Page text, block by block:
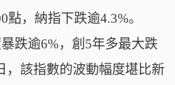
點，納指下跌逾4.3%。
跌逾6%，創5年多最大跌
，該指數的波動幅度堪比新